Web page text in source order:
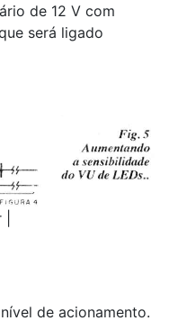
de 12 V com
será ligado
de acionamento.